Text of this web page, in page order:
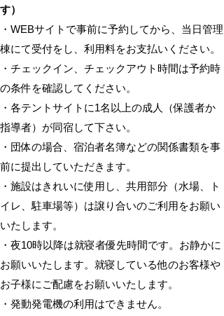
す）
・WEBサイトで事前に予約してから、当日管理
棟にて受付をし、利用料をお支払いください。
・チェックイン、チェックアウト時間は予約時
の条件を確認してください。
・各テントサイトに1名以上の成人（保護者か
指導者）が同宿して下さい。
・団体の場合、宿泊者名簿などの関係書類を事
前に提出していただきます。
・施設はきれいに使用し、共用部分（水場、ト
イレ、駐車場等）は譲り合いのご利用をお願い
いたします。
・夜10時以降は就寝者優先時間です。お静かに
お願いいたします。就寝している他のお客様や
お子様にご配慮をお願いいたします。
・発動発電機の利用はできません。